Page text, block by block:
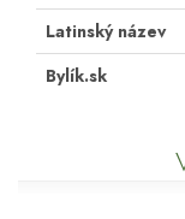
Latinský název
Bylík.sk